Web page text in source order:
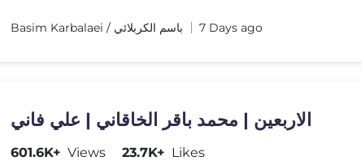
Basim Karbalaei / باسم الكربلائي 7 Days ago
الاربعين | محمد باقر الخاقاني | علي فاني
601.6K+ Views 23.7K+ Likes